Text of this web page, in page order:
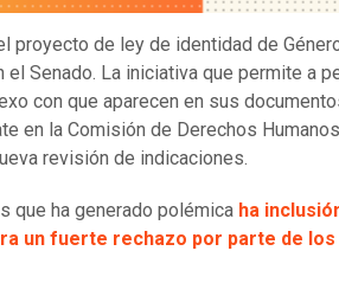
proyecto de ley de identidad de
el Senado. La iniciativa que permite a
con que aparecen en sus
en la Comisión de Derechos
revisión de indicaciones.
que ha generado polémica ha
un fuerte rechazo por parte de